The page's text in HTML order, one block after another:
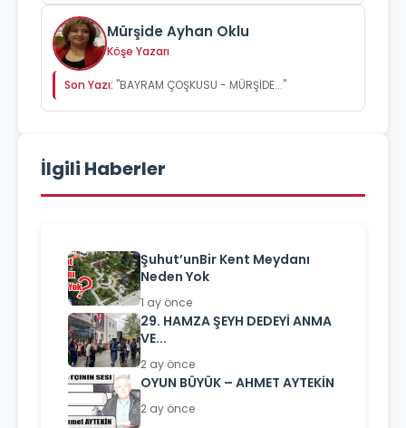
Mürşide Ayhan Oklu
Köşe Yazarı
Son Yazı: "BAYRAM ÇOŞKUSU - MÜRŞİDE..."
İlgili Haberler
Şuhut’unBir Kent Meydanı
Neden Yok
1 ay önce
29. HAMZA ŞEYH DEDEYİ ANMA
VE...
2 ay önce
OYUN BÜYÜK – AHMET AYTEKİN
2 ay önce